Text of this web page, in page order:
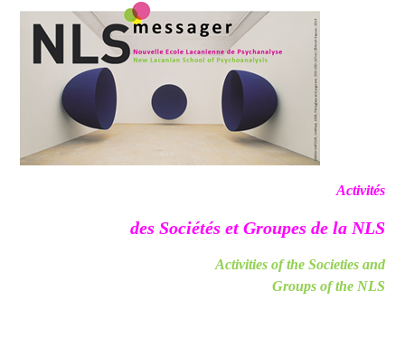
Activités
des Sociétés et Groupes de la NLS
Activities of the Societies and
Groups of the NLS